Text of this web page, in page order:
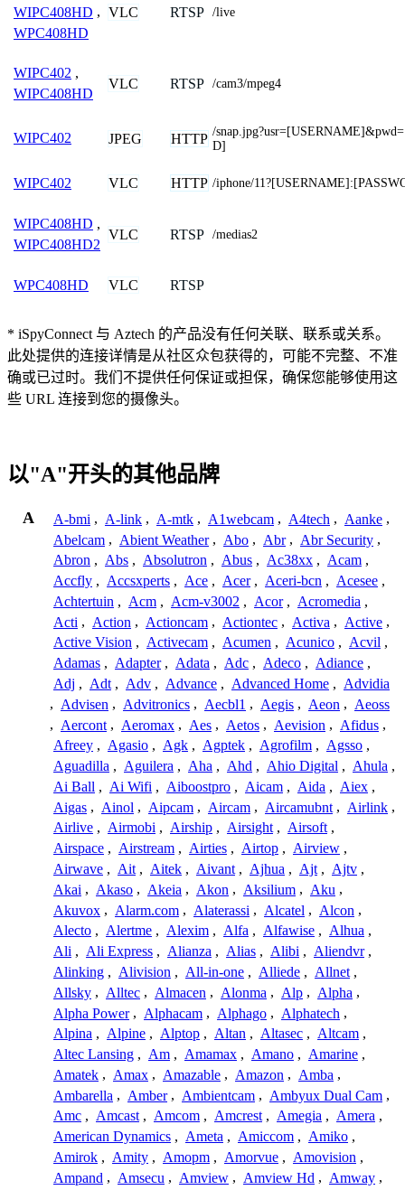
WIPC408HD ,
WPC408HD
VLC RTSP /live
WIPC402 ,
WIPC408HD
VLC RTSP /cam3/mpeg4
WIPC402 JPEG HTTP /
D]
WIPC402 VLC HTTP /iphone/
WIPC408HD ,
WIPC408HD2
VLC RTSP /medias2
WPC408HD VLC RTSP
* iSpyConnect 与 Aztech 的产品没有任何关联、联系或关系。
此处提供的连接详情是从社区众包获得的，可能不完整、不准
确或已过时。我们不提供任何保证或担保，确保您能够使用这
些 URL 连接到您的摄像头。
以"A"开头的其他品牌
A A-bmi , A-link , A-mtk , A1webcam , A4tech , Aanke ,
Abelcam , Abient Weather , Abo , Abr , Abr Security ,
Abron , Abs , Absolutron , Abus , Ac38xx , Acam ,
Accfly , Accsxperts , Ace , Acer , Aceri-bcn , Acesee ,
Achtertuin , Acm , Acm-v3002 , Acor , Acromedia ,
Acti , Action , Actioncam , Actiontec , Activa , Active ,
Active Vision , Activecam , Acumen , Acunico , Acvil ,
Adamas , Adapter , Adata , Adc , Adeco , Adiance ,
Adj , Adt , Adv , Advance , Advanced Home , Advidia
, Advisen , Advitronics , Aecbl1 , Aegis , Aeon , Aeoss
, Aercont , Aeromax , Aes , Aetos , Aevision , Afidus ,
Afreey , Agasio , Agk , Agptek , Agrofilm , Agsso ,
Aguadilla , Aguilera , Aha , Ahd , Ahio Digital , Ahula ,
Ai Ball , Ai Wifi , Aiboostpro , Aicam , Aida , Aiex ,
Aigas , Ainol , Aipcam , Aircam , Aircamubnt , Airlink ,
Airlive , Airmobi , Airship , Airsight , Airsoft ,
Airspace , Airstream , Airties , Airtop , Airview ,
Airwave , Ait , Aitek , Aivant , Ajhua , Ajt , Ajtv ,
Akai , Akaso , Akeia , Akon , Aksilium , Aku ,
Akuvox , Alarm.com , Alaterassi , Alcatel , Alcon ,
Alecto , Alertme , Alexim , Alfa , Alfawise , Alhua ,
Ali , Ali Express , Alianza , Alias , Alibi , Aliendvr ,
Alinking , Alivision , All-in-one , Alliede , Allnet ,
Allsky , Alltec , Almacen , Alonma , Alp , Alpha ,
Alpha Power , Alphacam , Alphago , Alphatech ,
Alpina , Alpine , Alptop , Altan , Altasec , Altcam ,
Altec Lansing , Am , Amamax , Amano , Amarine ,
Amatek , Amax , Amazable , Amazon , Amba ,
Ambarella , Amber , Ambientcam , Ambyux Dual Cam ,
Amc , Amcast , Amcom , Amcrest , Amegia , Amera ,
American Dynamics , Ameta , Amiccom , Amiko ,
Amirok , Amity , Amopm , Amorvue , Amovision ,
Ampand , Amsecu , Amview , Amview Hd , Amway ,